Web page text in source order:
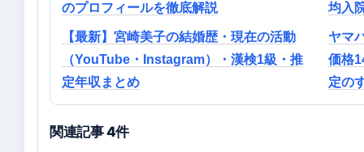
のプロフィールを徹底解説
均入
【最新】宮崎美子の結婚歴・現在の活動
（YouTube・Instagram）・漢検1級・推
定年収まとめ
ヤマ
価格
定の
関連記事 4件